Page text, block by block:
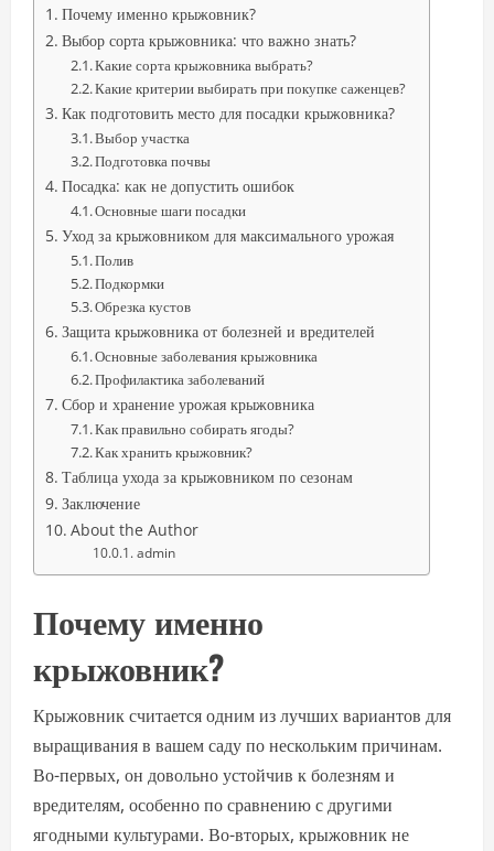
Почему именно крыжовник?
Выбор сорта крыжовника: что важно знать?
Какие сорта крыжовника выбрать?
Какие критерии выбирать при покупке саженцев?
Как подготовить место для посадки крыжовника?
Выбор участка
Подготовка почвы
Посадка: как не допустить ошибок
Основные шаги посадки
Уход за крыжовником для максимального урожая
Полив
Подкормки
Обрезка кустов
Защита крыжовника от болезней и вредителей
Основные заболевания крыжовника
Профилактика заболеваний
Сбор и хранение урожая крыжовника
Как правильно собирать ягоды?
Как хранить крыжовник?
Таблица ухода за крыжовником по сезонам
Заключение
About the Author
admin
Почему именно
крыжовник?
Крыжовник считается одним из лучших вариантов для
выращивания в вашем саду по нескольким причинам.
Во-первых, он довольно устойчив к болезням и
вредителям, особенно по сравнению с другими
ягодными культурами. Во-вторых, крыжовник не